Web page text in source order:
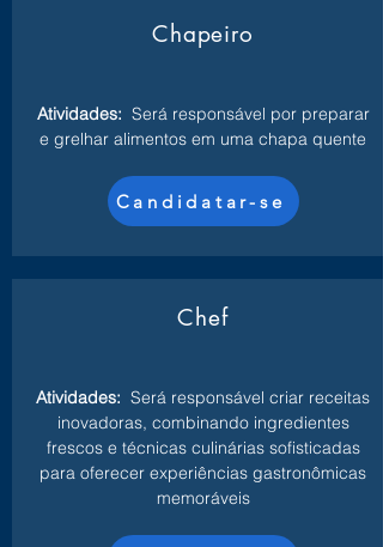
Chapeiro
Atividades: Será responsável por preparar
e grelhar alimentos em uma chapa quente
Candidatar-se
Chef
Atividades: Será responsável criar receitas
inovadoras, combinando ingredientes
frescos e técnicas culinárias sofisticadas
para oferecer experiências gastronômicas
memoráveis